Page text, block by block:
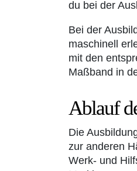
du bei der
Bei der
maschinell
mit den
Maßband in
Ablauf
Die
zur anderen
Werk- und